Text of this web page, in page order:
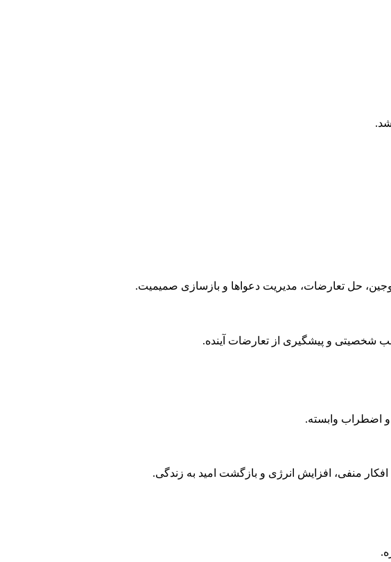
شخصیتی و پیشگیری از تعارضات آینده.